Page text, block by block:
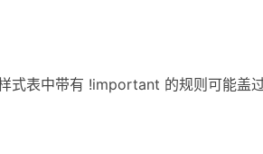
式表中带有 !important 的规则可能盖